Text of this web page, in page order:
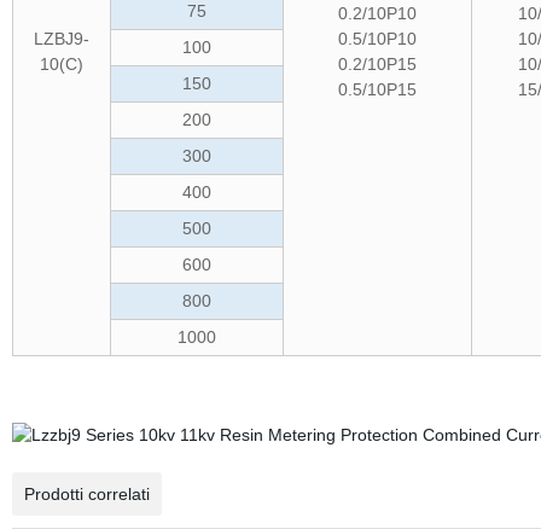
LZBJ9-
10(C)
0.2/10P10
0.5/10P10
0.2/10P15
0.5/10P15
75
100
150
200
300
400
500
600
800
1000
Prodotti correlati